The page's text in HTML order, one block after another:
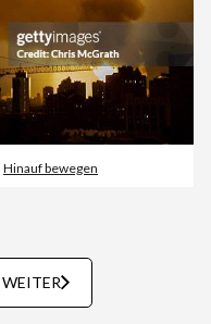
Hinauf bewegen
WEITER